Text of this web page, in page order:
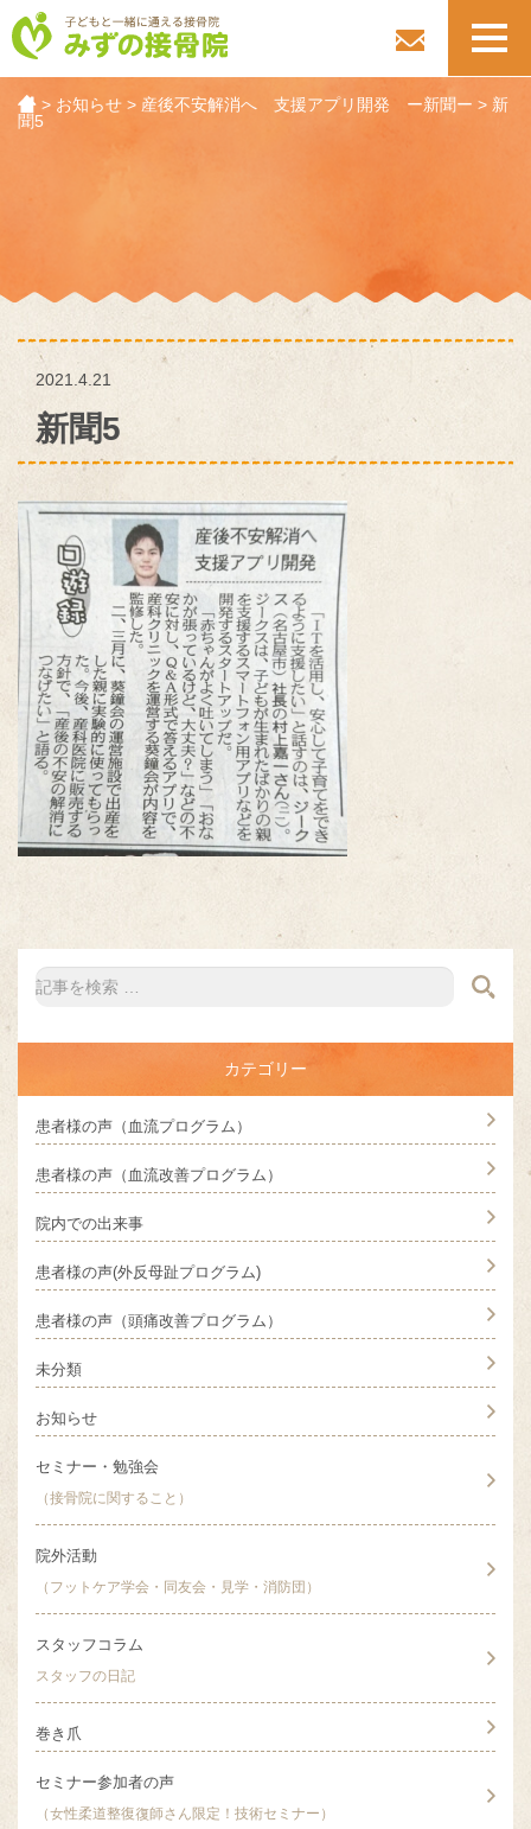
> お知らせ > 産後不安解消へ 支援アプリ開発 ー新聞ー > 新
聞5
2021.4.21
新聞5
カテゴリー
患者様の声（血流プログラム）
患者様の声（血流改善プログラム）
院内での出来事
患者様の声(外反母趾プログラム)
患者様の声（頭痛改善プログラム）
未分類
お知らせ
セミナー・勉強会
（接骨院に関すること）
院外活動
（フットケア学会・同友会・見学・消防団）
スタッフコラム
スタッフの日記
巻き爪
セミナー参加者の声
（女性柔道整復復師さん限定！技術セミナー）